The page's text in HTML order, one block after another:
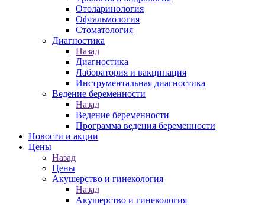
Отоларинология
Офтальмология
Стоматология
Диагностика
Назад
Диагностика
Лаборатория и вакцинация
Инструментальная диагностика
Ведение беременности
Назад
Ведение беременности
Программа ведения беременности
Новости и акции
Цены
Назад
Цены
Акушерство и гинекология
Назад
Акушерство и гинекология